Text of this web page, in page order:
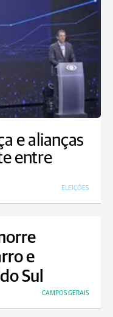
e alianças
entre
ELEIÇÕES
e
Sul
CAMPOS GERAIS